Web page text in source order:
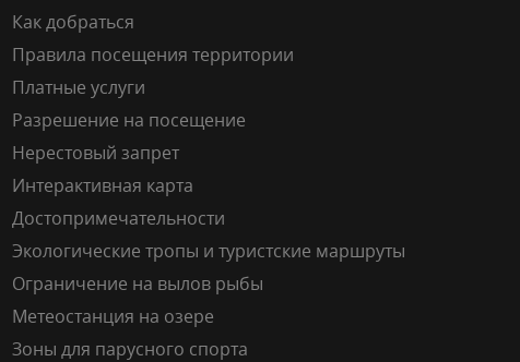
Как добраться
Правила посещения территории
Платные услуги
Разрешение на посещение
Нерестовый запрет
Интерактивная карта
Достопримечательности
Экологические тропы и туристские маршруты
Ограничение на вылов рыбы
Метеостанция на озере
Зоны для парусного спорта